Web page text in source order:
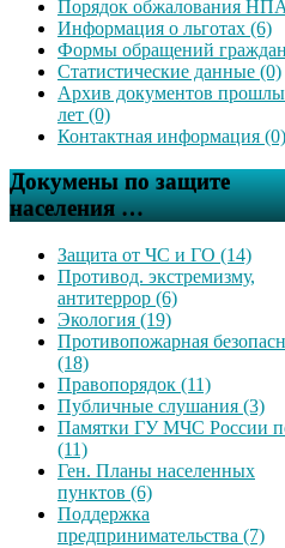
Порядок обжалования
Информация о льготах (6)
Формы обращений
Статистические данные (0)
Архив документов
лет (0)
Контактная информация (0)
Докумены по защите
населения …
Защита от ЧС и ГО (14)
Противод. экстремизму,
антитеррор (6)
Экология (19)
Противопожарная
(18)
Правопорядок (11)
Публичные слушания (3)
Памятки ГУ МЧС России
(11)
Ген. Планы населенных
пунктов (6)
Поддержка
предпринимательства (7)